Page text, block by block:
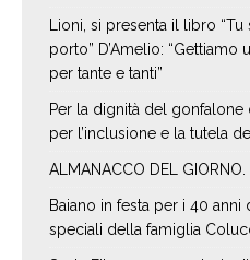
Lioni, si presenta il libro
porto” D’Amelio:
per tante e tanti”
Per la dignità del gonfalone
per l’inclusione e la tutela
ALMANACCO DEL
Baiano in festa per i 40
speciali della famiglia